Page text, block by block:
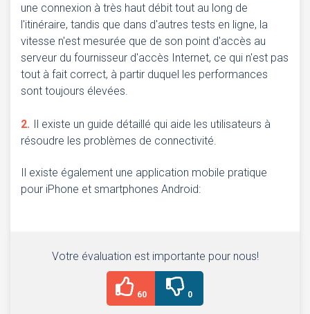
une connexion à très haut débit tout au long de
l'itinéraire, tandis que dans d'autres tests en ligne, la
vitesse n'est mesurée que de son point d'accès au
serveur du fournisseur d'accès Internet, ce qui n'est pas
tout à fait correct, à partir duquel les performances
sont toujours élevées.
Il existe un guide détaillé qui aide les utilisateurs à
résoudre les problèmes de connectivité.
Il existe également une application mobile pratique
pour iPhone et smartphones Android:
Votre évaluation est importante pour nous!
60 0